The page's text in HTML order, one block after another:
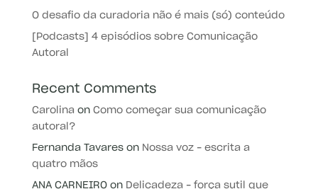
O desafio da curadoria não é mais (só) conteúdo
[Podcasts] 4 episódios sobre Comunicação
Autoral
Recent Comments
Carolina on Como começar sua comunicação
autoral?
Fernanda Tavareson Nossa voz – escrita a
quatro mãos
ANA CARNEIROon Delicadeza – força sutil que